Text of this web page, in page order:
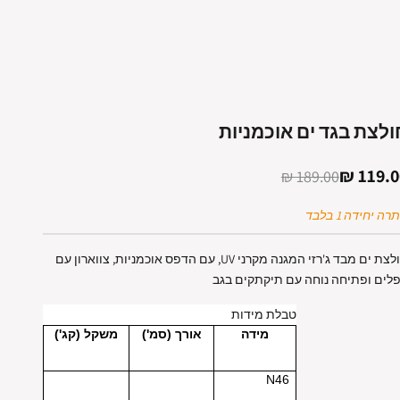
בגד ים אוכמניות
מבצעמחיר רגיל
189.00 ₪
יחידה 1 בלבד
חולצת ים מבד ג'רזי המגנה מקרני UV, עם הדפס אוכמניות, צווארון עם
ופתיחה נוחה עם תיקתקים בגב
טבלת מידות
מידה אורך (סמ') משקל (קג')
N46